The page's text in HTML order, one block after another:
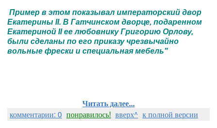
Пример в этом показывал императорский двор
Екатерины II. В Гатчинском дворце, подаренном
Екатериной II ее любовнику Григорию Орлову,
были сделаны по его приказу чрезвычайно
вольные фрески и специальная мебель"
Читать далее...
комментарии: 0 понравилось! вверх^ к полной версии